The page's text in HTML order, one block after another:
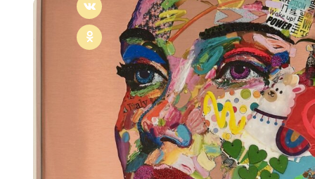
navigation